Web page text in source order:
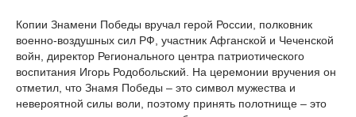
Копии Знамени Победы вручал герой России, полковник
военно-воздушных сил РФ, участник Афганской и Чеченской
войн, директор Регионального центра патриотического
воспитания Игорь Родобольский. На церемонии вручения он
отметил, что Знамя Победы – это символ мужества и
невероятной силы воли, поэтому принять полотнище – это